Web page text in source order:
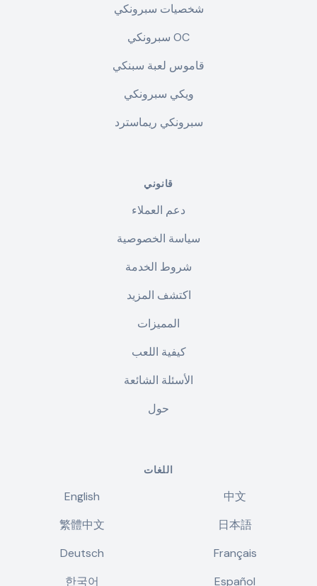
شخصيات سبرونكي
سبرونكي OC
قاموس لعبة سبنكي
ويكي سبرونكي
سبرونكي ريماسترد
قانوني
دعم العملاء
سياسة الخصوصية
شروط الخدمة
اكتشف المزيد
المميزات
كيفية اللعب
الأسئلة الشائعة
حول
اللغات
English
中文
繁體中文
日本語
Deutsch
Français
한국어
Español